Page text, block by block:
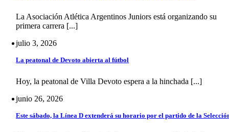
La Asociación Atlética Argentinos Juniors está organizando su
primera carrera [...]
julio 3, 2026
La peatonal de Devoto abierta al fútbol
Hoy, la peatonal de Villa Devoto espera a la hinchada [...]
junio 26, 2026
Este sábado, la Línea D extenderá su horario por el partido de la